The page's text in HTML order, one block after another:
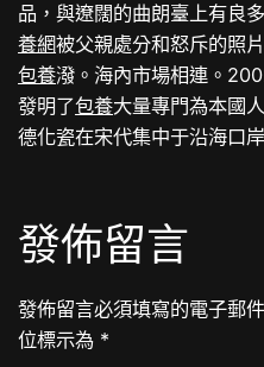
品，與遼闊的曲朗臺上有良
養網被父親處分和怒斥的照
包養潑。海內市場相連。
發明了包養大量專門為本國
德化瓷在宋代集中于沿海口
發佈留言
發佈留言必須填寫的電子郵
位標示為 *